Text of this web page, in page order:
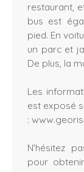
restaurant,
bus est
pied. En
un parc et
De plus, la
Les
est exposé
:
N'hésitez
pour